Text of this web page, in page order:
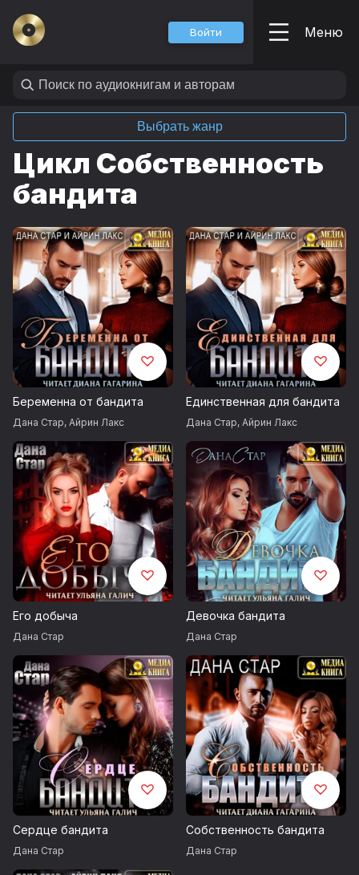
Войти Меню
Выбрать жанр
Цикл Собственность
бандита
Беременна от бандита
Дана Стар, Айрин Лакс
Единственная для бандита
Дана Стар, Айрин Лакс
Его добыча
Дана Стар
Девочка бандита
Дана Стар
Сердце бандита
Дана Стар
Собственность бандита
Дана Стар